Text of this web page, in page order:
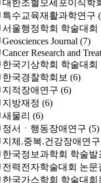
대한조혈모세포이식학
특수교육재활과학연구
서울행정학회 학술대회
Geosciences Journal (7)
Cancer Research and
한국기상학회 학술대회
한국경찰학회보 (6)
지적장애연구 (6)
지방재정 (6)
새물리 (6)
정서ㆍ행동장애연구 (5)
지체.중복.건강장애연구
한국정보과학회 학술발
전력전자학술대회 논문
한국가스학회 학술대회